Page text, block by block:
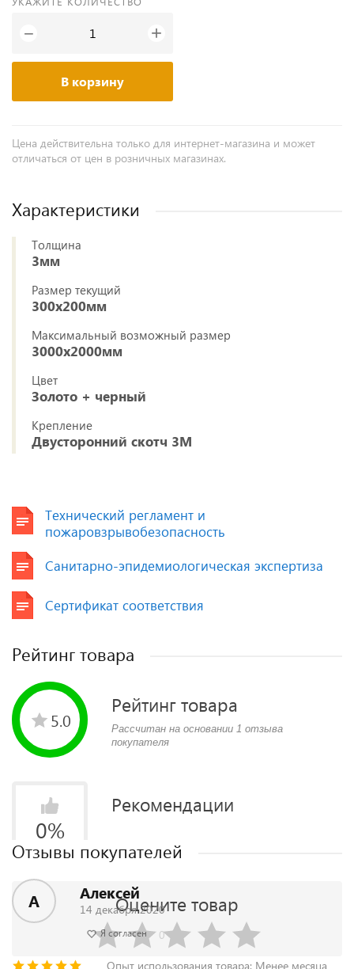
− +
В корзину
Цена действительна только для интернет-магазина и может
отличаться от цен в розничных магазинах.
Характеристики
Толщина
3мм
Размер текущий
300х200мм
Максимальный возможный размер
3000х2000мм
Цвет
Золото + черный
Крепление
Двусторонний скотч 3М
Технический регламент и
пожаровзрывобезопасность
Санитарно-эпидемиологическая экспертиза
Сертификат соответствия
Рейтинг товара
5.0
Рейтинг товара
Рассчитан на основании 1 отзыва
покупателя
0%
Рекомендации
Оцените товар
Отзывы покупателей
А Алексей
14 декабря 2020
Я согласен 0
Опыт использования товара: Менее месяца